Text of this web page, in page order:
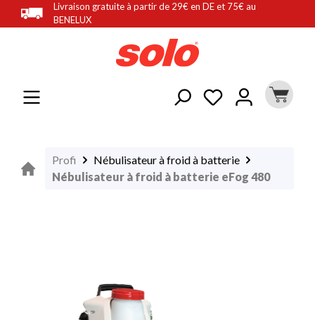
principal
Livraison gratuite à partir de 29€ en DE et 75€ au
BENELUX
Profi
Nébulisateur à froid à batterie
Nébulisateur à froid à batterie eFog 480